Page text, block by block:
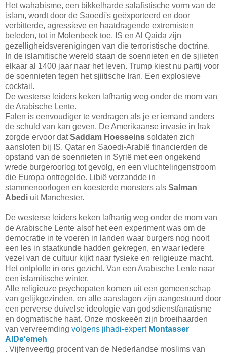
Het wahabisme, een bikkelharde salafistische vorm van de
islam, wordt door de Saoedi's geëxporteerd en door
verbitterde, agressieve en haatdragende extremisten
beleden, tot in Molenbeek toe. IS en Al Qaida zijn
gezelligheidsverenigingen van die terroristische doctrine.
In de islamitische wereld staan de soennieten en de sjiieten
elkaar al 1400 jaar naar het leven. Trump kiest nu partij voor
de soennieten tegen het sjiitische Iran. Een explosieve
cocktail.
De westerse leiders keken lafhartig weg onder de mom van
de Arabische Lente.
Falen is eenvoudiger te verdragen als je er iemand anders
de schuld van kan geven. De Amerikaanse invasie in Irak
zorgde ervoor datSaddam Hoesseins soldaten zich
aansloten bij IS. Qatar en Saoedi-Arabië financierden de
opstand van de soennieten in Syrië met een ongekend
wrede burgeroorlog tot gevolg, en een vluchtelingenstroom
die Europa ontregelde. Libië verzandde in
stammenoorlogen en koesterde monsters als Salman
Abedi uit Manchester.
De westerse leiders keken lafhartig weg onder de mom van
de Arabische Lente alsof het een experiment was om de
democratie in te voeren in landen waar burgers nog nooit
een les in staatkunde hadden gekregen, en waar iedere
vezel van de cultuur kijkt naar fysieke en religieuze macht.
Het ontplofte in ons gezicht. Van een Arabische Lente naar
een islamitische winter.
Alle religieuze psychopaten komen uit een gemeenschap
van gelijkgezinden, en alle aanslagen zijn aangestuurd door
een perverse duivelse ideologie van godsdienstfanatisme
en dogmatische haat. Onze moskeeën zijn broeihaarden
van vervreemding volgens jihadi-expert Montasser
AlDe'emeh
. Vijfenveertig procent van de Nederlandse moslims van